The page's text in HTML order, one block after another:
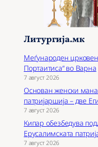
Литургија.мк
Меѓународен
Портаитиса“ во Варна
7 август 2026
Основан женски
патријаршија – две
7 август 2026
Кипар обезбедува
Ерусалимската
7 август 2026